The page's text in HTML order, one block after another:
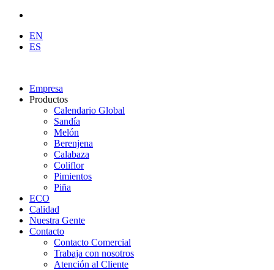
EN
ES
Empresa
Productos
Calendario Global
Sandía
Melón
Berenjena
Calabaza
Coliflor
Pimientos
Piña
ECO
Calidad
Nuestra Gente
Contacto
Contacto Comercial
Trabaja con nosotros
Atención al Cliente